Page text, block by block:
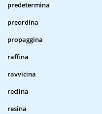
predetermina
preordina
propaggina
raffina
ravvicina
reclina
resina